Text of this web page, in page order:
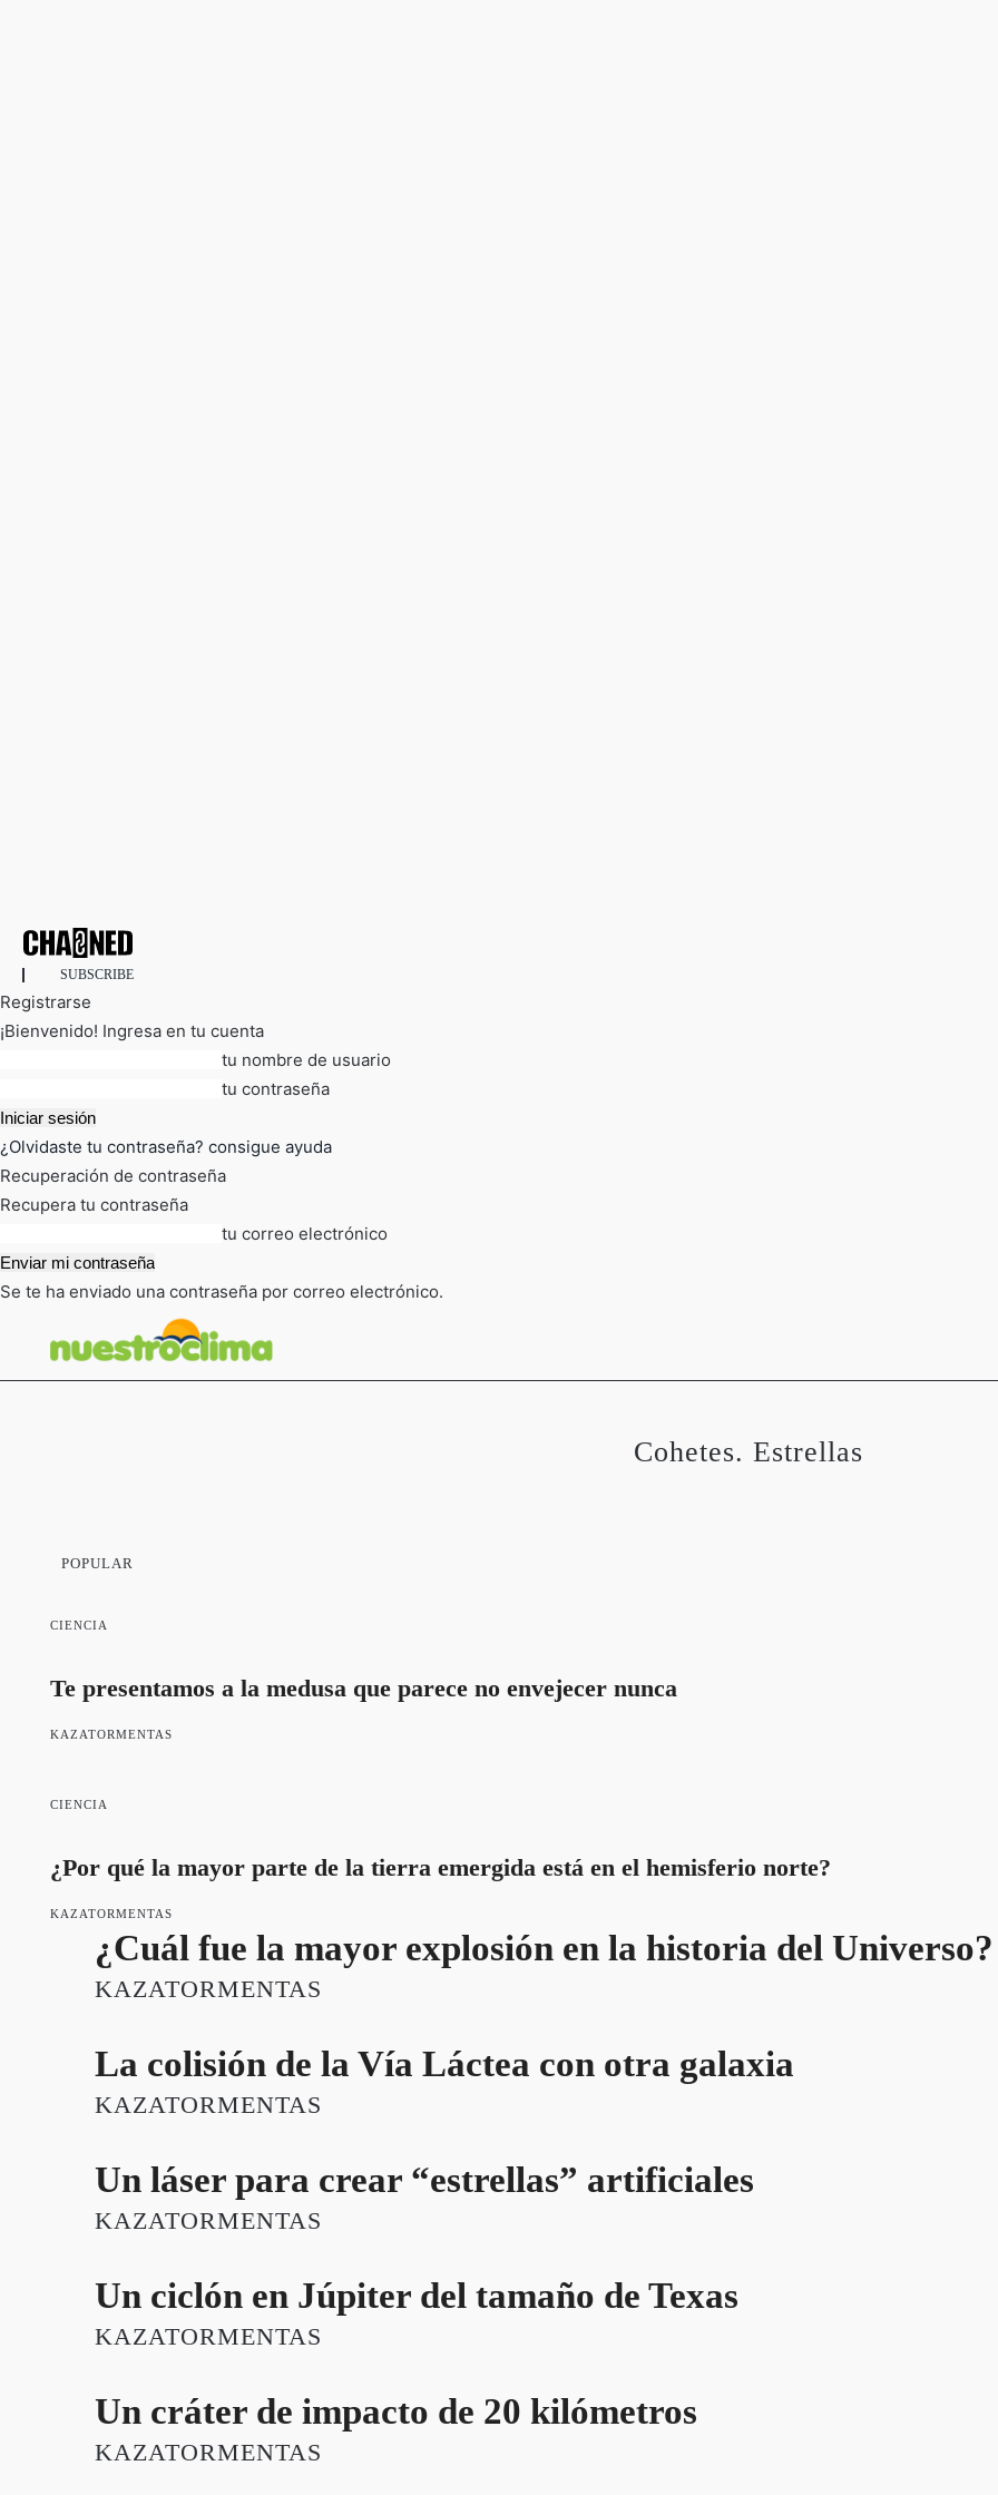
SUBSCRIBE
Registrarse
¡Bienvenido! Ingresa en tu cuenta
tu nombre de usuario
tu contraseña
¿Olvidaste tu contraseña? consigue ayuda
Recuperación de contraseña
Recupera tu contraseña
tu correo electrónico
Se te ha enviado una contraseña por correo electrónico.
Cohetes. Estrellas
POPULAR
CIENCIA
Te presentamos a la medusa que parece no envejecer nunca
KAZATORMENTAS
CIENCIA
¿Por qué la mayor parte de la tierra emergida está en el hemisferio norte?
KAZATORMENTAS
¿Cuál fue la mayor explosión en la historia del Universo?
KAZATORMENTAS
La colisión de la Vía Láctea con otra galaxia
KAZATORMENTAS
Un láser para crear “estrellas” artificiales
KAZATORMENTAS
Un ciclón en Júpiter del tamaño de Texas
KAZATORMENTAS
Un cráter de impacto de 20 kilómetros
KAZATORMENTAS